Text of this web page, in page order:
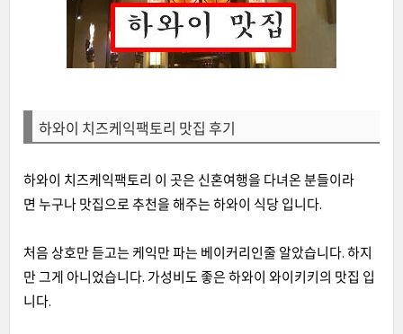
하와이 치즈케익팩토리 맛집 후기
하와이 치즈케익팩토리 이 곳은 신혼여행을 다녀온 분들이라
면 누구나 맛집으로 추천을 해주는 하와이 식당 입니다.
처음 상호만 듣고는 케익만 파는 베이커리인줄 알았습니다. 하지
만 그게 아니었습니다. 가성비도 좋은 하와이 와이키키의 맛집 입
니다.